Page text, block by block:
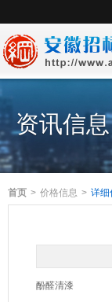
资讯信息
首页 > 价格信息 > 详细
酚醛清漆